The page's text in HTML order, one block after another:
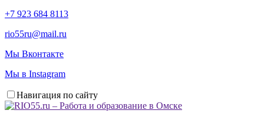
+7 923 684 8113
rio55ru@mail.ru
Мы Вконтакте
Мы в Instagram
Навигация по сайту